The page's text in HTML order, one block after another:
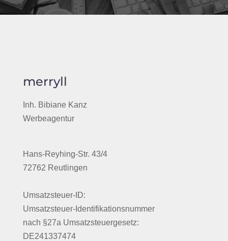
merryll
Inh. Bibiane Kanz
Werbeagentur
Hans-Reyhing-Str. 43/4
72762 Reutlingen
Umsatzsteuer-ID:
Umsatzsteuer-Identifikationsnummer
nach §27a Umsatzsteuergesetz:
DE241337474